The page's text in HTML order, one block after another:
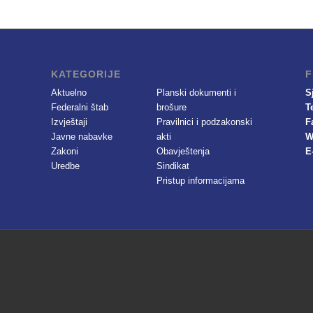
KATEGORIJE
Aktuelno
Federalni štab
Izvještaji
Javne nabavke
Zakoni
Uredbe
Planski dokumenti i
brošure
Pravilnici i podzakonski
akti
Obavještenja
Sindikat
Pristup informacijama